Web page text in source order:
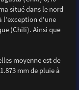
situé dans le nord
l'exception d'une
(Chili). Ainsi que
moyenne est de
mm de pluie à